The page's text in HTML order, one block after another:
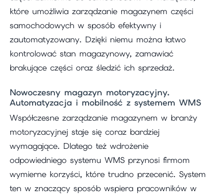
które umożliwia zarządzanie magazynem części
samochodowych w sposób efektywny i
zautomatyzowany. Dzięki niemu można łatwo
kontrolować stan magazynowy, zamawiać
brakujące części oraz śledzić ich sprzedaż.
Nowoczesny magazyn motoryzacyjny.
Automatyzacja i mobilność z systemem WMS
Współczesne zarządzanie magazynem w branży
motoryzacyjnej staje się coraz bardziej
wymagające. Dlatego też wdrożenie
odpowiedniego systemu WMS przynosi firmom
wymierne korzyści, które trudno przecenić. System
ten w znaczący sposób wspiera pracowników w